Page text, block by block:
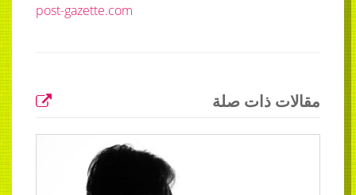
post-gazette.com
مقالات ذات صلة